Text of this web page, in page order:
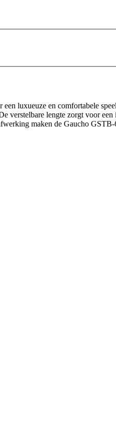
luxueuze en comfortabele
lengte zorgt voor
maken de Gaucho